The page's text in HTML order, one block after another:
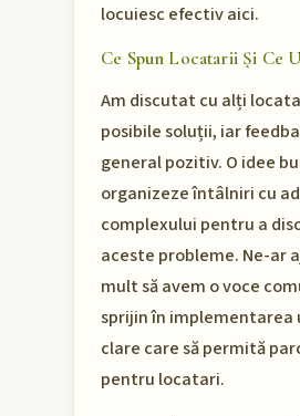
locuiesc efectiv aici.
Ce Spun Locatarii Și Ce
Am discutat cu alți
posibile soluții, iar
general pozitiv. O idee
organizeze întâlniri cu
complexului pentru a
aceste probleme. Ne-ar
mult să avem o voce
sprijin în implementarea
clare care să permită
pentru locatari.